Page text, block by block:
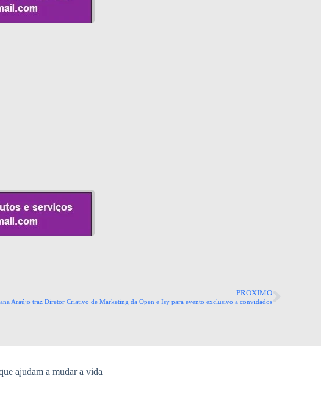
PRÓXIMO
Araújo traz Diretor Criativo de Marketing da Open e Isy para evento exclusivo a convidados
ajudam a mudar a vida